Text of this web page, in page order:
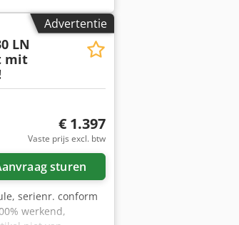
Advertentie
LN
mit
€ 1.397
Vaste prijs excl. btw
sturen
serienr. conform
werkend,